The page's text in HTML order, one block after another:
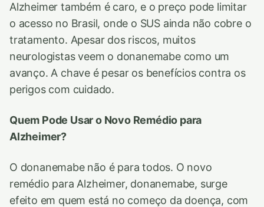
Alzheimer também é caro, e o preço pode limitar
o acesso no Brasil, onde o SUS ainda não cobre o
tratamento. Apesar dos riscos, muitos
neurologistas veem o donanemabe como um
avanço. A chave é pesar os benefícios contra os
perigos com cuidado.
Quem Pode Usar o Novo Remédio para
Alzheimer?
O donanemabe não é para todos. O novo
remédio para Alzheimer, donanemabe, surge
efeito em quem está no começo da doença, com